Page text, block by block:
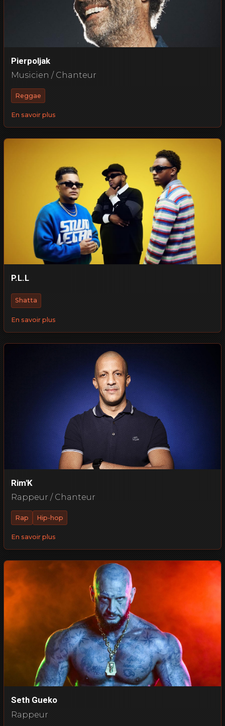
Pierpoljak
Musicien / Chanteur
Reggae
En savoir plus
P.L.L
Shatta
En savoir plus
Rim'K
Rappeur / Chanteur
Rap Hip-hop
En savoir plus
Seth Gueko
Rappeur